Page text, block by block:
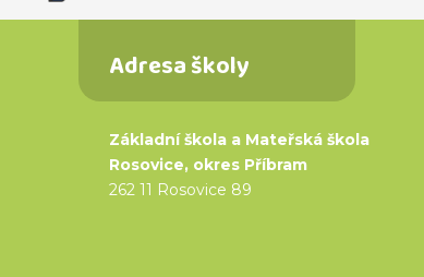
Adresa školy
Základní škola a Mateřská škola
Rosovice, okres Příbram
262 11 Rosovice 89